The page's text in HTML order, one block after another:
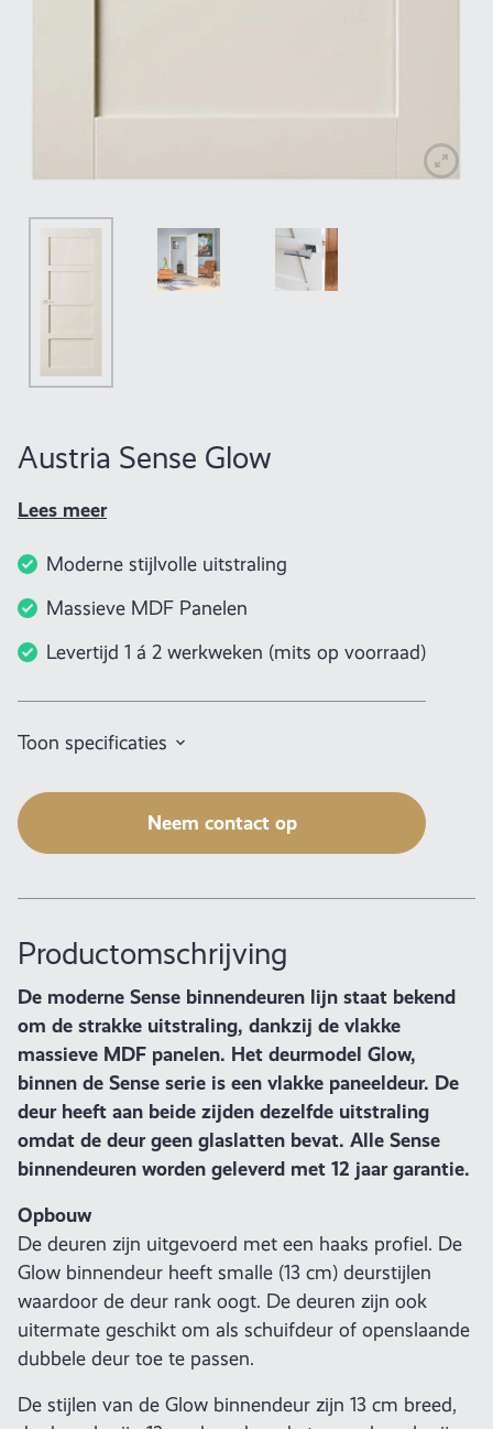
Austria Sense Glow
Lees meer
Moderne stijlvolle uitstraling
Massieve MDF Panelen
Levertijd 1 á 2 werkweken (mits op voorraad)
Toon specificaties
Neem contact op
Productomschrijving
De moderne Sense binnendeuren lijn staat bekend
om de strakke uitstraling, dankzij de vlakke
massieve MDF panelen. Het deurmodel Glow,
binnen de Sense serie is een vlakke paneeldeur. De
deur heeft aan beide zijden dezelfde uitstraling
omdat de deur geen glaslatten bevat. Alle Sense
binnendeuren worden geleverd met 12 jaar garantie.
Opbouw
De deuren zijn uitgevoerd met een haaks profiel. De
Glow binnendeur heeft smalle (13 cm) deurstijlen
waardoor de deur rank oogt. De deuren zijn ook
uitermate geschikt om als schuifdeur of openslaande
dubbele deur toe te passen.
De stijlen van de Glow binnendeur zijn 13 cm breed,